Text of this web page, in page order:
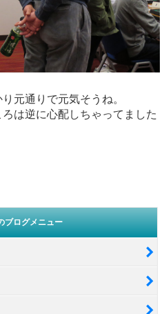
元通りで元気そうね。
は逆に心配しちゃってました
ブログメニュー